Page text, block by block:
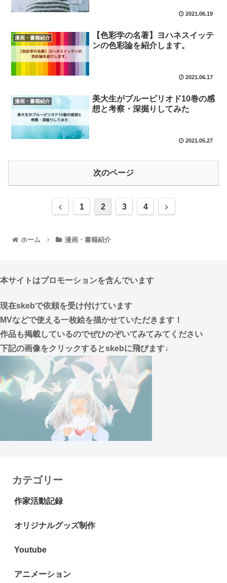
2021.06.19
漫画・書籍紹介
【色彩学の名著】ヨハネスイッテ
ンの色彩論を紹介します。
2021.06.17
漫画・書籍紹介
美大生がブルーピリオド10巻の感
想と考察・深掘りしてみた
2021.05.27
次のページ
1 2 3 4
ホーム 漫画・書籍紹介
本サイトはプロモーションを含んでいます
現在skebで依頼を受け付けています
MVなどで使える一枚絵を描かせていただきます！
作品も掲載しているのでぜひのぞいてみてみてください
下記の画像をクリックするとskebに飛びます↓
カテゴリー
作家活動記録
オリジナルグッズ制作
Youtube
アニメーション